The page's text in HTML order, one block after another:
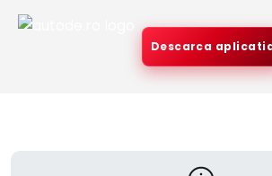
Descarca